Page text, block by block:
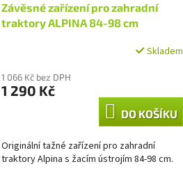
Závěsné zařízení pro zahradní
traktory ALPINA 84-98 cm
Skladem
1 066 Kč bez DPH
1 290 Kč
DO KOŠÍKU
Originální tažné zařízení pro zahradní
traktory Alpina s žacím ústrojím 84-98 cm.